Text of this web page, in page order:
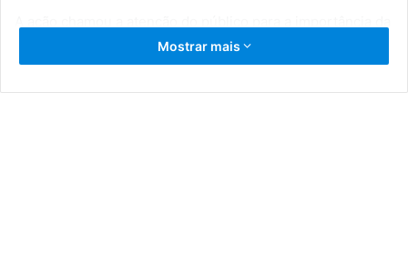
prudência, do respeito às leis de trânsito e da adoção de
comportamentos conscientes por motoristas,
Mostrar mais